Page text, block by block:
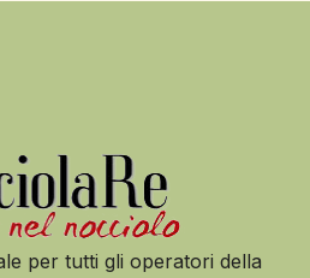
per tutti gli operatori della